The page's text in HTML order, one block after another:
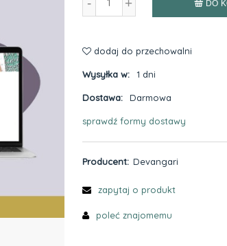
- + DO
dodaj do przechowalni
Wysyłka w: 1 dni
Dostawa: Darmowa
nie zawiera ewentualnych kosztów
sprawdź formy dostawy
Producent: Devangari
zapytaj o produkt
poleć znajomemu